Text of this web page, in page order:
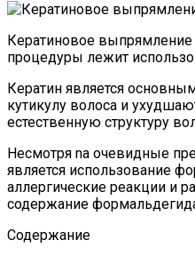
Кератиновое выпрямление
процедуры лежит
Кератин является
кутикулу волоса и
естественную структуру
Несмотря na очевидные
является использование
аллергические реакции и
содержание
Содержание